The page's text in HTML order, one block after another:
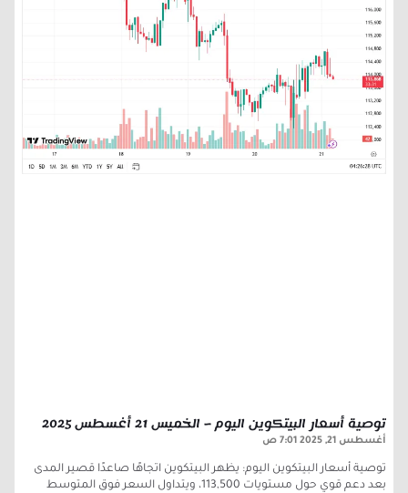
توصية أسعار البيتكوين اليوم – الخميس 21 أغسطس 2025
أغسطس 21, 2025 7:01 ص
توصية أسعار البيتكوين اليوم: يظهر البيتكوين اتجاهًا صاعدًا قصير المدى
بعد دعم قوي حول مستويات 113,500، ويتداول السعر فوق المتوسط